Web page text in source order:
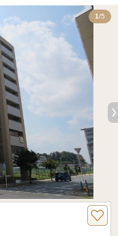
1/5